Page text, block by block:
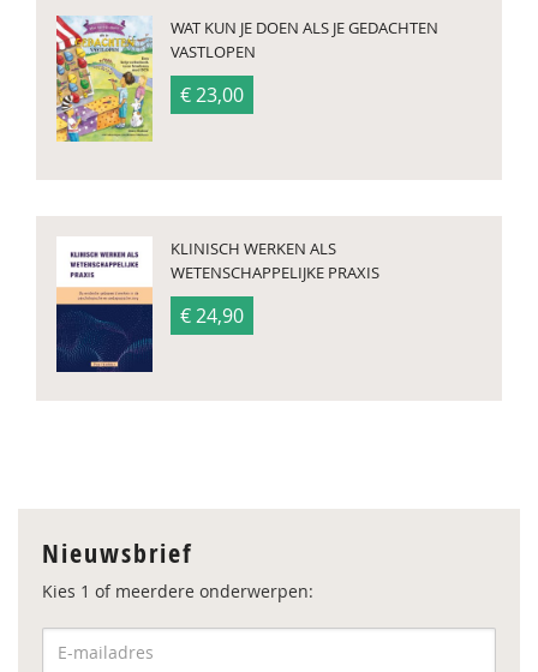
WAT KUN JE DOEN ALS JE GEDACHTEN
VASTLOPEN
€ 23,00
KLINISCH WERKEN ALS
WETENSCHAPPELIJKE PRAXIS
€ 24,90
Nieuwsbrief
Kies 1 of meerdere onderwerpen: